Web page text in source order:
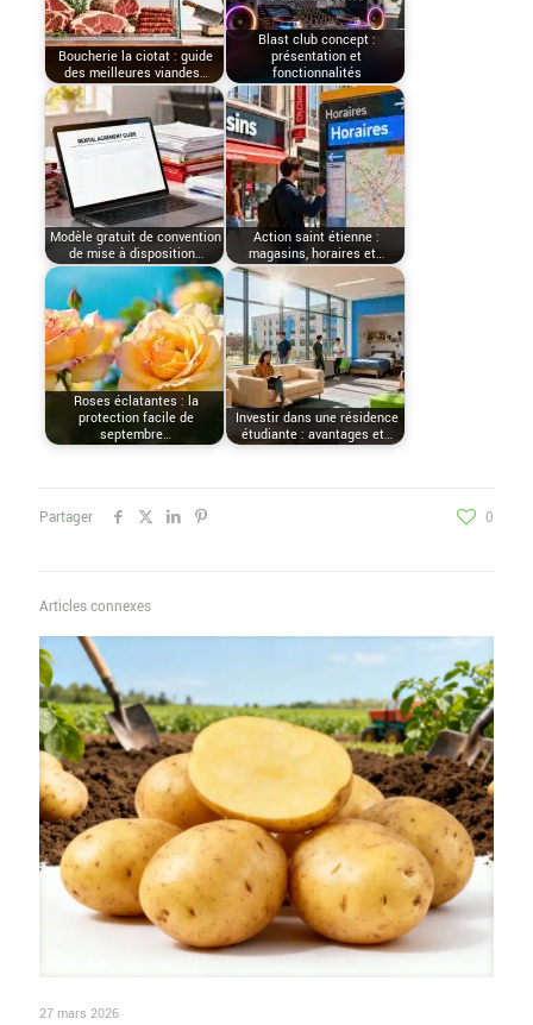
Boucherie la ciotat : guide
des meilleures viandes…
Blast club concept :
présentation et
fonctionnalités
Modèle gratuit de convention
de mise à disposition…
Action saint étienne :
magasins, horaires et…
Roses éclatantes : la
protection facile de
septembre…
Investir dans une résidence
étudiante : avantages et…
Partager 0
Articles connexes
27 mars 2026